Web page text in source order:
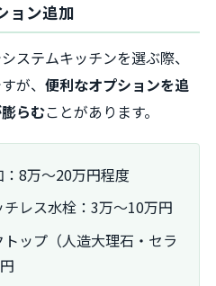
ョン追加
ステムキッチンを選ぶ際、
が、 便利なオプションを追
らむことがあります。
8万～20万円程度
レス水栓：3万～10万円
ップ（人造大理石・セラ